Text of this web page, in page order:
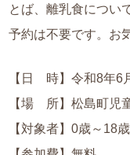
とば、離乳食につい
予約は不要です。お
【日 時】令和8年6
【場 所】松島町児
【対象者】0歳～18